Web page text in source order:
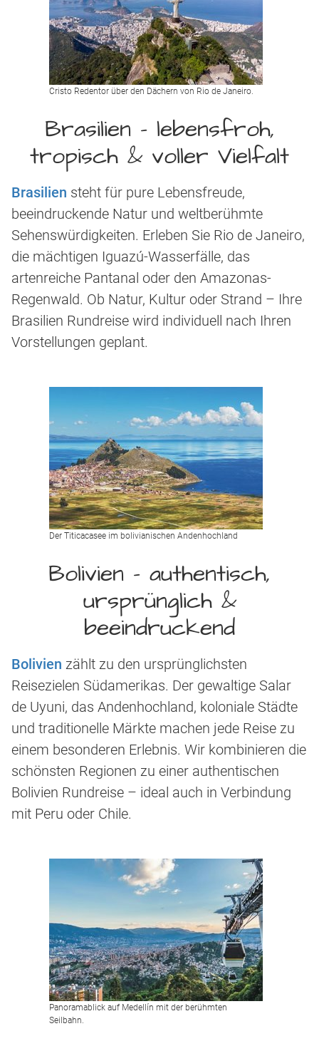
Cristo Redentor über den Dächern von Rio de Janeiro.
Brasilien – lebensfroh,
tropisch & voller Vielfalt
Brasilien steht für pure Lebensfreude,
beeindruckende Natur und weltberühmte
Sehenswürdigkeiten. Erleben Sie Rio de Janeiro,
die mächtigen Iguazú-Wasserfälle, das
artenreiche Pantanal oder den Amazonas-
Regenwald. Ob Natur, Kultur oder Strand – Ihre
Brasilien Rundreise wird individuell nach Ihren
Vorstellungen geplant.
Der Titicacasee im bolivianischen Andenhochland
Bolivien – authentisch,
ursprünglich &
beeindruckend
Bolivien zählt zu den ursprünglichsten
Reisezielen Südamerikas. Der gewaltige Salar
de Uyuni, das Andenhochland, koloniale Städte
und traditionelle Märkte machen jede Reise zu
einem besonderen Erlebnis. Wir kombinieren die
schönsten Regionen zu einer authentischen
Bolivien Rundreise – ideal auch in Verbindung
mit Peru oder Chile.
Panoramablick auf Medellín mit der berühmten
Seilbahn.